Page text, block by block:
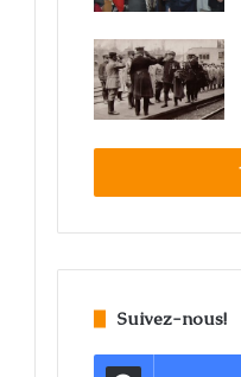
Suivez-nous!